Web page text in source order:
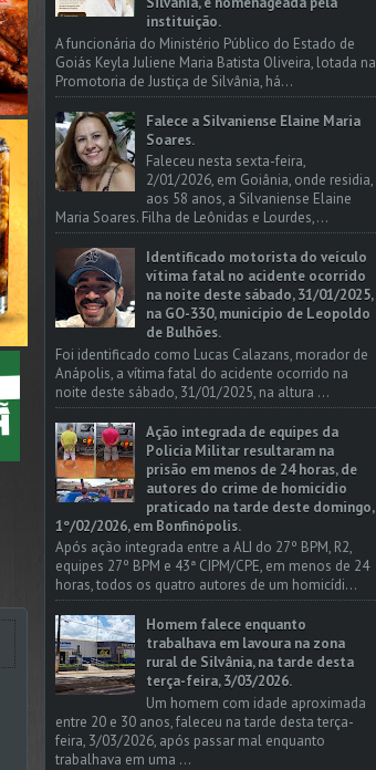
instituição.
A funcionária do Ministério Público do Estado de
Goiás Keyla Juliene Maria Batista Oliveira, lotada na
Promotoria de Justiça de Silvânia, há...
Falece a Silvaniense Elaine Maria
Soares.
Faleceu nesta sexta-feira,
2/01/2026, em Goiânia, onde residia,
aos 58 anos, a Silvaniense Elaine
Maria Soares. Filha de Leônidas e Lourdes,...
Identificado motorista do veículo
vítima fatal no acidente ocorrido
na noite deste sábado, 31/01/2025,
na GO-330, município de Leopoldo
de Bulhões.
Foi identificado como Lucas Calazans, morador de
Anápolis, a vítima fatal do acidente ocorrido na
noite deste sábado, 31/01/2025, na altura ...
Ação integrada de equipes da
Policia Militar resultaram na
prisão em menos de 24 horas, de
autores do crime de homicídio
praticado na tarde deste domingo,
1º/02/2026, em Bonfinópolis.
Após ação integrada entre a ALI do 27º BPM, R2,
equipes 27º BPM e 43ª CIPM/CPE, em menos de 24
horas, todos os quatro autores de um homicídi...
Homem falece enquanto
trabalhava em lavoura na zona
rural de Silvânia, na tarde desta
terça-feira, 3/03/2026.
Um homem com idade aproximada
entre 20 e 30 anos, faleceu na tarde desta terça-
feira, 3/03/2026, após passar mal enquanto
trabalhava em uma ...